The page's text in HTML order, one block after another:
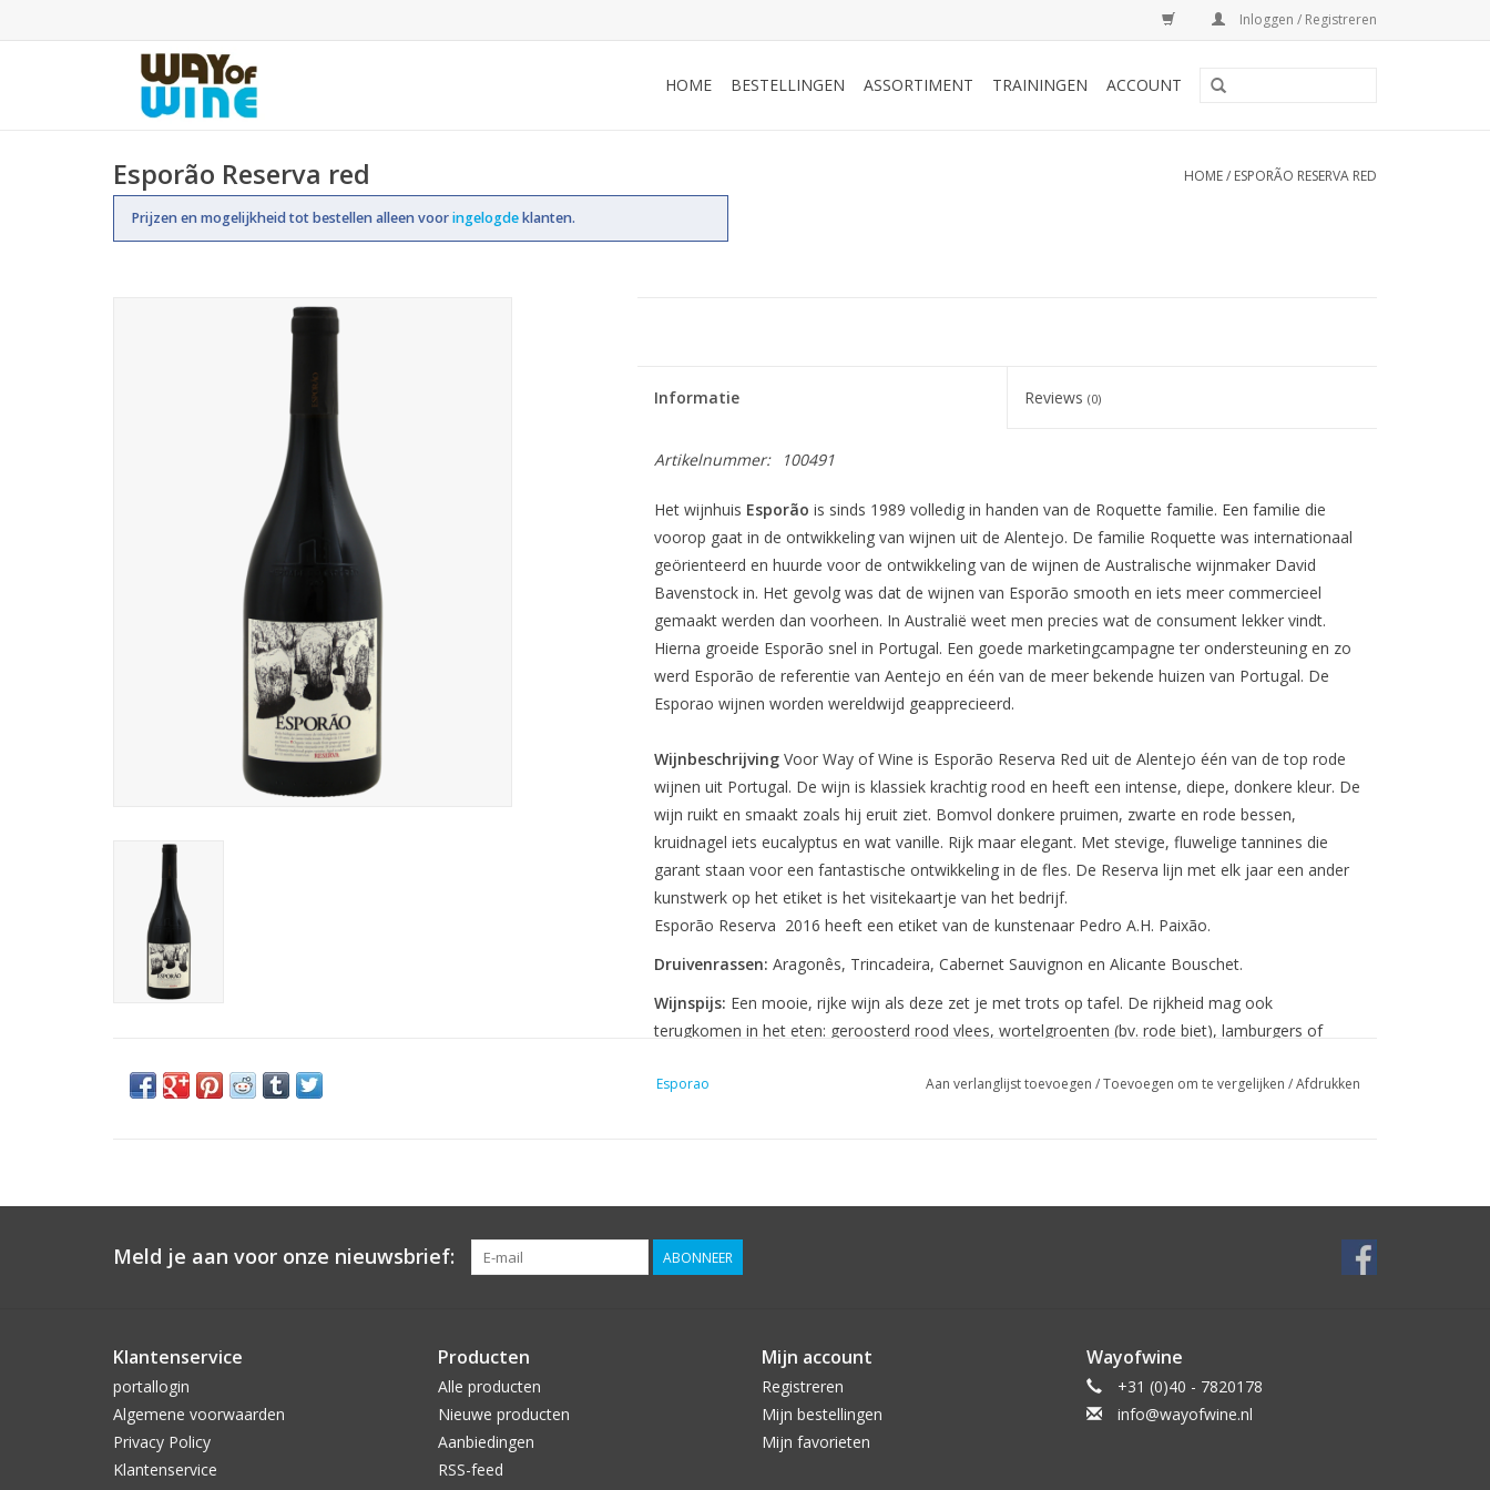
Inloggen / Registreren
HOME BESTELLINGEN ASSORTIMENT TRAININGEN ACCOUNT
Esporão Reserva red
Prijzen en mogelijkheid tot bestellen alleen vooringelogdeklanten.
HOME/ ESPORÃO RESERVA RED
Informatie Reviews(0)
Artikelnummer: 100491
Het wijnhuis Esporão is sinds 1989 volledig in handen van de Roquette familie. Een familie die
voorop gaat in de ontwikkeling van wijnen uit de Alentejo. De familie Roquette was internationaal
geörienteerd en huurde voor de ontwikkeling van de wijnen de Australische wijnmaker David
Bavenstock in. Het gevolg was dat de wijnen van Esporão smooth en iets meer commercieel
gemaakt werden dan voorheen. In Australië weet men precies wat de consument lekker vindt.
Hierna groeide Esporão snel in Portugal. Een goede marketingcampagne ter ondersteuning en zo
werd Esporão de referentie van Aentejo en één van de meer bekende huizen van Portugal. De
Esporao wijnen worden wereldwijd geapprecieerd.
WijnbeschrijvingVoor Way of Wine is Esporão Reserva Red uit de Alentejo één van de top rode
wijnen uit Portugal. De wijn is klassiek krachtig rood en heeft een intense, diepe, donkere kleur. De
wijn ruikt en smaakt zoals hij eruit ziet. Bomvol donkere pruimen, zwarte en rode bessen,
kruidnagel iets eucalyptus en wat vanille. Rijk maar elegant. Met stevige, fluwelige tannines die
garant staan voor een fantastische ontwikkeling in de fles. De Reserva lijn met elk jaar een ander
kunstwerk op het etiket is het visitekaartje van het bedrijf.
Esporão Reserva 2016 heeft een etiket van de kunstenaar Pedro A.H. Paixão.
Druivenrassen: Aragonês, Trincadeira, Cabernet Sauvignon en Alicante Bouschet.
Wijnspijs: Een mooie, rijke wijn als deze zet je met trots op tafel. De rijkheid mag ook
terugkomen in het eten: geroosterd rood vlees, wortelgroenten (bv. rode biet), lamburgers of
Awards:
Wine Enthusiast, oktober 2018 - 91 punten (2015)
Esporao Aan verlanglijst toevoegen /Toevoegen om te vergelijken /Afdrukken
Meld je aan voor onze nieuwsbrief: ABONNEER
Klantenservice
portallogin
Algemene voorwaarden
Privacy Policy
Klantenservice
Producten
Alle producten
Nieuwe producten
Aanbiedingen
RSS-feed
Mijn account
Registreren
Mijn bestellingen
Mijn favorieten
Wayofwine
+31 (0)40 - 7820178
info@wayofwine.nl